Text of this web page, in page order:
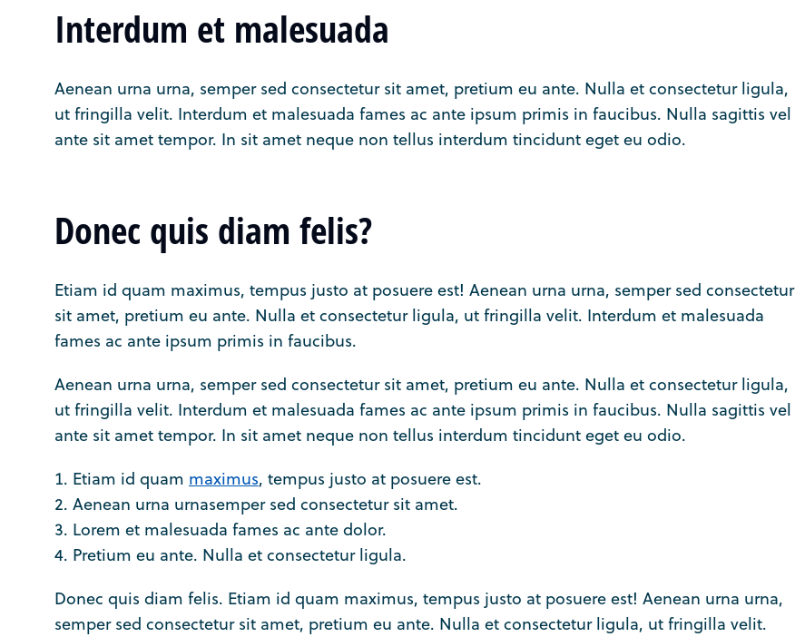
Interdum et malesuada
Aenean urna urna, semper sed consectetur sit amet, pretium eu ante. Nulla et consectetur ligula,
ut fringilla velit. Interdum et malesuada fames ac ante ipsum primis in faucibus. Nulla sagittis vel
ante sit amet tempor. In sit amet neque non tellus interdum tincidunt eget eu odio.
Donec quis diam felis?
Etiam id quam maximus, tempus justo at posuere est! Aenean urna urna, semper sed consectetur
sit amet, pretium eu ante. Nulla et consectetur ligula, ut fringilla velit. Interdum et malesuada
fames ac ante ipsum primis in faucibus.
Aenean urna urna, semper sed consectetur sit amet, pretium eu ante. Nulla et consectetur ligula,
ut fringilla velit. Interdum et malesuada fames ac ante ipsum primis in faucibus. Nulla sagittis vel
ante sit amet tempor. In sit amet neque non tellus interdum tincidunt eget eu odio.
Etiam id quam maximus, tempus justo at posuere est.
Aenean urna urnasemper sed consectetur sit amet.
Lorem et malesuada fames ac ante dolor.
Pretium eu ante. Nulla et consectetur ligula.
Donec quis diam felis. Etiam id quam maximus, tempus justo at posuere est! Aenean urna urna,
semper sed consectetur sit amet, pretium eu ante. Nulla et consectetur ligula, ut fringilla velit.
Lorem ipsum dolor glavrida
Industry news April 8, 2020 Company news February 14, 2020